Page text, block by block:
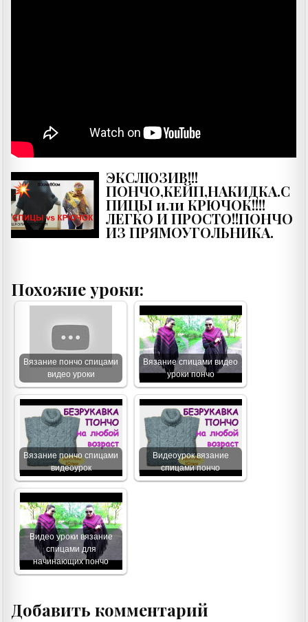
ЭКСЛЮЗИВ!!!
ПОНЧО,КЕЙП,НАКИДКА.С
ПИЦЫ или КРЮЧОК!!!!
ЛЕГКО И ПРОСТО!!ПОНЧО
ИЗ ПРЯМОУГОЛЬНИКА.
Похожие уроки:
Вязание пончо спицами
видео уроки
Вязание спицами видео
уроки пончо
Вязание пончо спицами
видеоурок
Видеоурок вязание
спицами пончо
Видео уроки вязание
спицами для
начинающих пончо
Добавить комментарий